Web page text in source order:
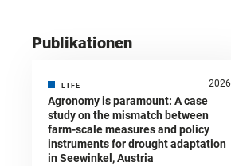
Publikationen
LIFE 2026
Agronomy is paramount: A case
study on the mismatch between
farm-scale measures and policy
instruments for drought adaptation
in Seewinkel, Austria